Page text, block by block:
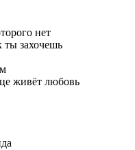
нет
ты захочешь
живёт любовь